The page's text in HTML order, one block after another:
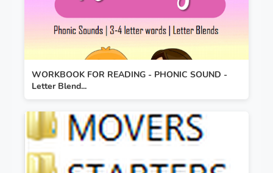
WORKBOOK FOR READING - PHONIC SOUND -
Letter Blend...